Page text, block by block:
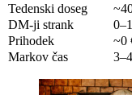
Tedenski doseg
DM-ji strank
Prihodek
~0
Markov čas